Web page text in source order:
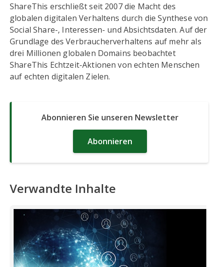
ShareThis erschließt seit 2007 die Macht des
globalen digitalen Verhaltens durch die Synthese von
Social Share-, Interessen- und Absichtsdaten. Auf der
Grundlage des Verbraucherverhaltens auf mehr als
drei Millionen globalen Domains beobachtet
ShareThis Echtzeit-Aktionen von echten Menschen
auf echten digitalen Zielen.
Abonnieren Sie unseren Newsletter
Abonnieren
Verwandte Inhalte